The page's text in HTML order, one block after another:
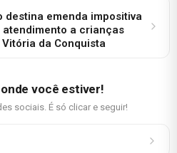
destina emenda impositiva
atendimento a crianças
Vitória da Conquista
você estiver!
sociais. É só clicar e seguir!